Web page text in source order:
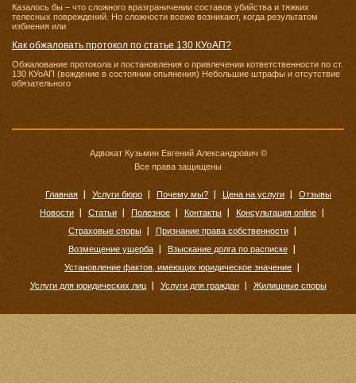
Казалось бы – что сложного вразграничении составов убийства и тяжких
телесных повреждений. Но сложности всеже возникают, когда результатом
избиения или
Как обжаловать протокол по статье 130 КУоАП?
Обжалование протокола и постановления о привлечении кответственности по ст.
130 КУоАП (вождение в состоянии опьянения) Небольшие штрафы и отсутствие
обязательного
Адвокат Кузьмин Евгений Александрович ©
Все права защищены
Главная Услуги бюро Почему мы? Цена на услуги
Отзывы
Новости
Статьи Полезное Контакты
Консультация online
Страховые споры
Признание права собственности
Возмещение ущерба
Взыскание долга по расписке
Установление фактов, имеющих юридическое значение
Услуги для юридических лиц
Услуги для граждан Жилищные споры